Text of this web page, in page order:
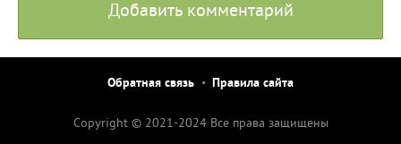
Добавить комментарий
Обратная связь Правила сайта
Copyright © 2021-2024 Все права защищены